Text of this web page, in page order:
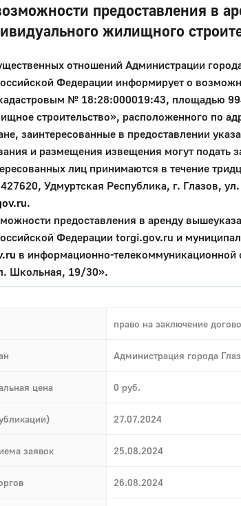
предоставления в
жилищного
отношений Администрации города
Федерации информирует о
кадастровым № 18:28:000019:43, площадью
строительство», расположенного по
заинтересованные в предоставлении
и размещения извещения могут подать
лиц принимаются в течение
Удмуртская Республика, г. Глазов,
.
предоставления в аренду
Федерации torgi.gov.ru и
в информационно-телекоммуникационной
Школьная, 19/30».
право на заключение
Администрация города
цена 0 руб.
27.07.2024
заявок 25.08.2024
26.08.2024